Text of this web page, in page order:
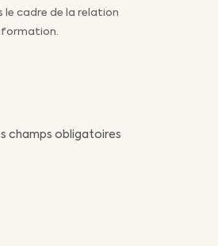
cadre de la relation
champs obligatoires